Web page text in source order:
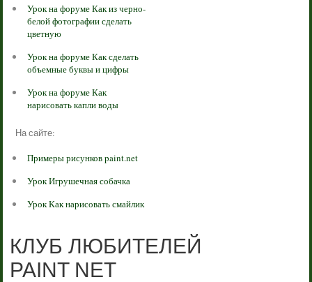
Урок на форуме Как из черно-
белой фотографии сделать
цветную
Урок на форуме Как сделать
объемные буквы и цифры
Урок на форуме Как
нарисовать капли воды
На сайте:
Примеры рисунков paint.net
Урок Игрушечная собачка
Урок Как нарисовать смайлик
КЛУБ ЛЮБИТЕЛЕЙ
PAINT NET